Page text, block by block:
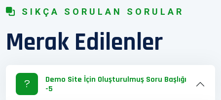
SIKÇA SORULAN SORULAR
Merak Edilenler
Demo Site İçin Oluşturulmuş Soru Başlığı
-5